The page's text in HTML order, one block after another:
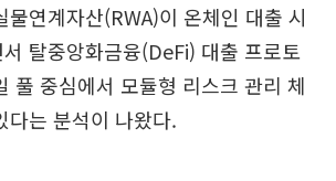
물연계자산(RWA)이 온체인 대출 시
탈중앙화금융(DeFi) 대출 프로토
풀 중심에서 모듈형 리스크 관리 체
다는 분석이 나왔다.